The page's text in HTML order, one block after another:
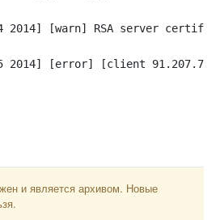
[warn] RSA server
2014] [error] [client
и является архивом. Новые